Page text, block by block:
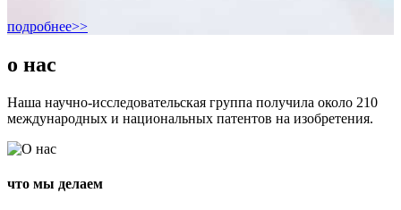
подробнее>>
о нас
Наша научно-исследовательская группа получила около 210
международных и национальных патентов на изобретения.
что мы делаем